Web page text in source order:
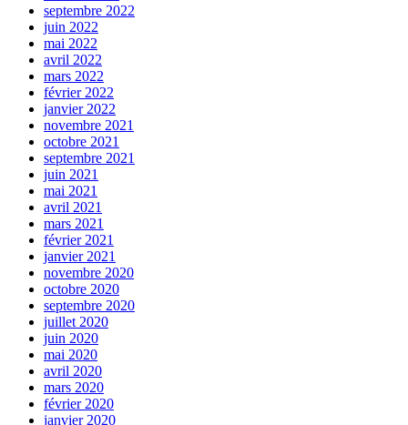
septembre 2022
juin 2022
mai 2022
avril 2022
mars 2022
février 2022
janvier 2022
novembre 2021
octobre 2021
septembre 2021
juin 2021
mai 2021
avril 2021
mars 2021
février 2021
janvier 2021
novembre 2020
octobre 2020
septembre 2020
juillet 2020
juin 2020
mai 2020
avril 2020
mars 2020
février 2020
janvier 2020